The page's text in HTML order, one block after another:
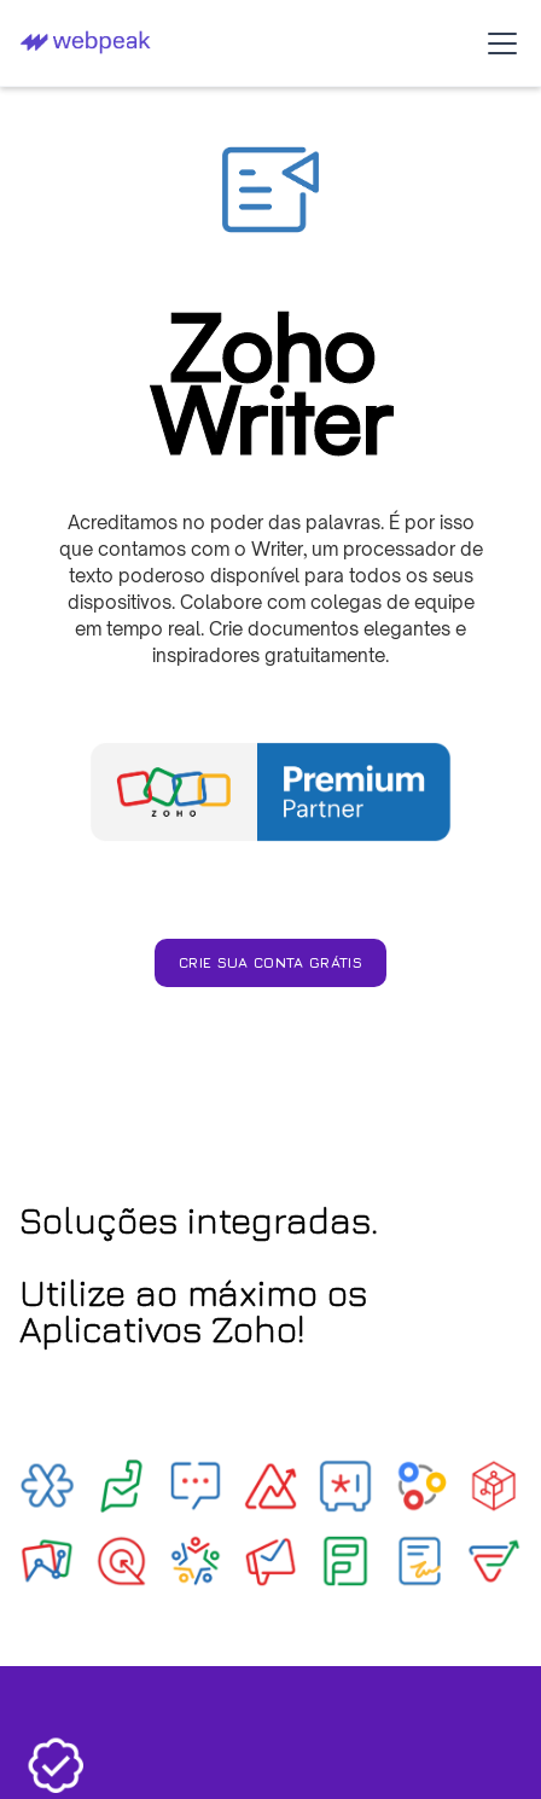
Zoho
Writer
Acreditamos no poder das palavras. É por isso
que contamos com o Writer, um processador de
texto poderoso disponível para todos os seus
dispositivos. Colabore com colegas de equipe
em tempo real. Crie documentos elegantes e
inspiradores gratuitamente.
CRIE SUA CONTA GRÁTIS
Soluções integradas.
Utilize ao máximo os
Aplicativos Zoho!